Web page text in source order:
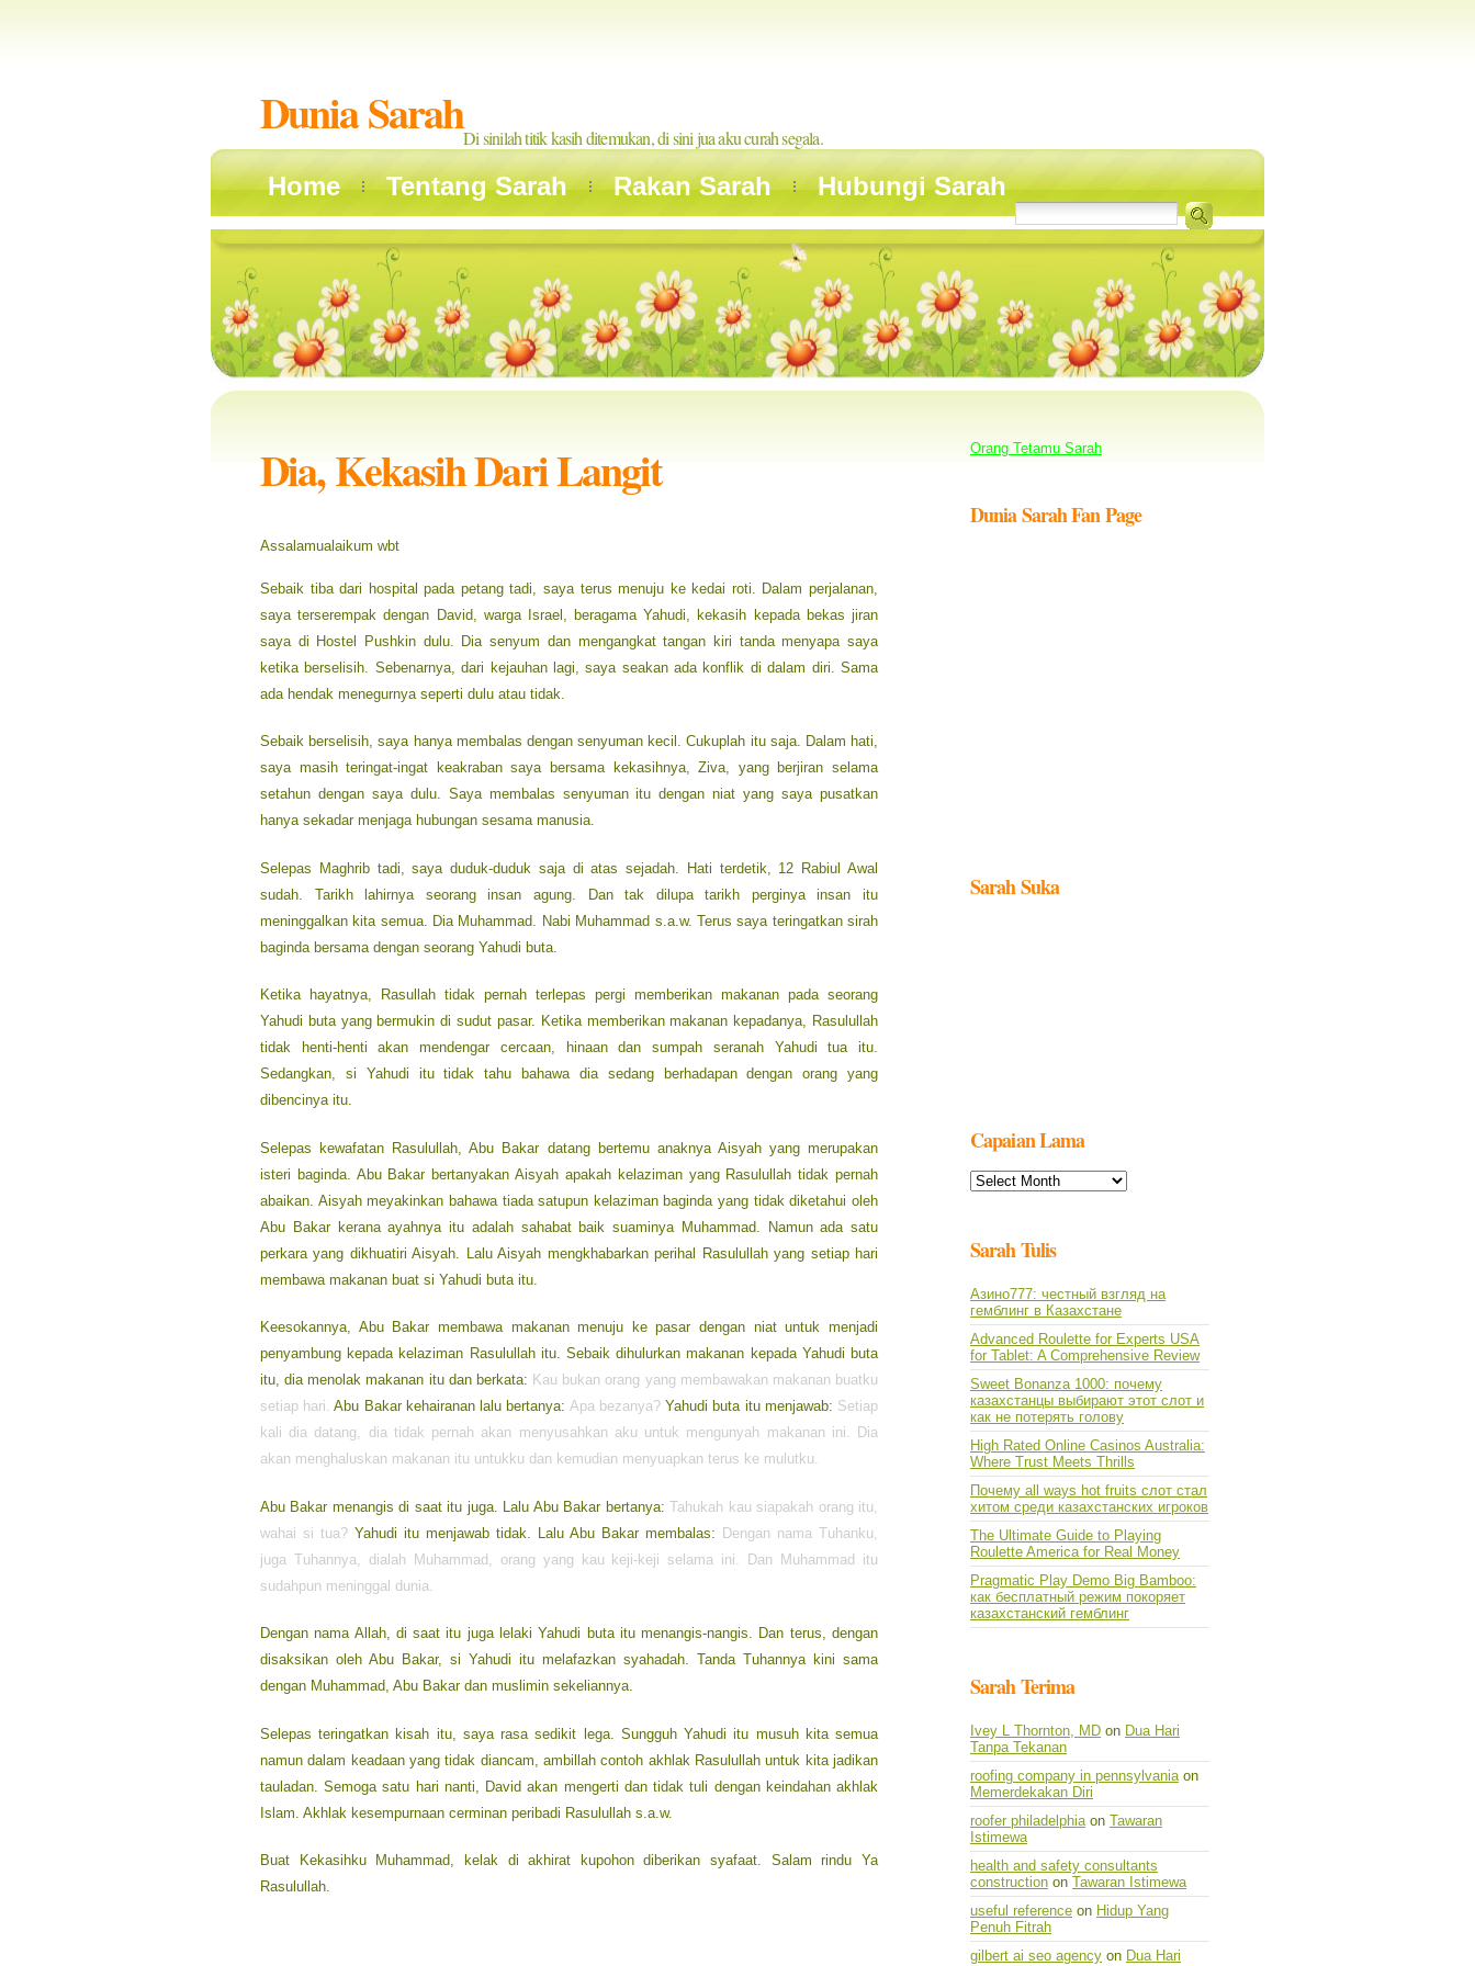
Dunia SarahDi sinilah titik kasih ditemukan, di sini jua aku curah segala.
Home Tentang Sarah Rakan Sarah Hubungi Sarah
Dia, Kekasih Dari Langit
Assalamualaikum wbt
Sebaik tiba dari hospital pada petang tadi, saya terus menuju ke kedai roti. Dalam perjalanan,
saya terserempak dengan David, warga Israel, beragama Yahudi, kekasih kepada bekas jiran
saya di Hostel Pushkin dulu. Dia senyum dan mengangkat tangan kiri tanda menyapa saya
ketika berselisih. Sebenarnya, dari kejauhan lagi, saya seakan ada konflik di dalam diri. Sama
ada hendak menegurnya seperti dulu atau tidak.
Sebaik berselisih, saya hanya membalas dengan senyuman kecil. Cukuplah itu saja. Dalam hati,
saya masih teringat-ingat keakraban saya bersama kekasihnya, Ziva, yang berjiran selama
setahun dengan saya dulu. Saya membalas senyuman itu dengan niat yang saya pusatkan
hanya sekadar menjaga hubungan sesama manusia.
Selepas Maghrib tadi, saya duduk-duduk saja di atas sejadah. Hati terdetik, 12 Rabiul Awal
sudah. Tarikh lahirnya seorang insan agung. Dan tak dilupa tarikh perginya insan itu
meninggalkan kita semua. Dia Muhammad. Nabi Muhammad s.a.w. Terus saya teringatkan sirah
baginda bersama dengan seorang Yahudi buta.
Ketika hayatnya, Rasullah tidak pernah terlepas pergi memberikan makanan pada seorang
Yahudi buta yang bermukin di sudut pasar. Ketika memberikan makanan kepadanya, Rasulullah
tidak henti-henti akan mendengar cercaan, hinaan dan sumpah seranah Yahudi tua itu.
Sedangkan, si Yahudi itu tidak tahu bahawa dia sedang berhadapan dengan orang yang
dibencinya itu.
Selepas kewafatan Rasulullah, Abu Bakar datang bertemu anaknya Aisyah yang merupakan
isteri baginda. Abu Bakar bertanyakan Aisyah apakah kelaziman yang Rasulullah tidak pernah
abaikan. Aisyah meyakinkan bahawa tiada satupun kelaziman baginda yang tidak diketahui oleh
Abu Bakar kerana ayahnya itu adalah sahabat baik suaminya Muhammad. Namun ada satu
perkara yang dikhuatiri Aisyah. Lalu Aisyah mengkhabarkan perihal Rasulullah yang setiap hari
membawa makanan buat si Yahudi buta itu.
Keesokannya, Abu Bakar membawa makanan menuju ke pasar dengan niat untuk menjadi
penyambung kepada kelaziman Rasulullah itu. Sebaik dihulurkan makanan kepada Yahudi buta
itu, dia menolak makanan itu dan berkata: Kau bukan orang yang membawakan makanan buatku
setiap hari. Abu Bakar kehairanan lalu bertanya: Apa bezanya?Yahudi buta itu menjawab: Setiap
kali dia datang, dia tidak pernah akan menyusahkan aku untuk mengunyah makanan ini. Dia
akan menghaluskan makanan itu untukku dan kemudian menyuapkan terus ke mulutku.
Abu Bakar menangis di saat itu juga. Lalu Abu Bakar bertanya:Tahukah kau siapakah orang itu,
wahai si tua? Yahudi itu menjawab tidak. Lalu Abu Bakar membalas: Dengan nama Tuhanku,
juga Tuhannya, dialah Muhammad, orang yang kau keji-keji selama ini. Dan Muhammad itu
sudahpun meninggal dunia.
Dengan nama Allah, di saat itu juga lelaki Yahudi buta itu menangis-nangis. Dan terus, dengan
disaksikan oleh Abu Bakar, si Yahudi itu melafazkan syahadah. Tanda Tuhannya kini sama
dengan Muhammad, Abu Bakar dan muslimin sekeliannya.
Selepas teringatkan kisah itu, saya rasa sedikit lega. Sungguh Yahudi itu musuh kita semua
namun dalam keadaan yang tidak diancam, ambillah contoh akhlak Rasulullah untuk kita jadikan
tauladan. Semoga satu hari nanti, David akan mengerti dan tidak tuli dengan keindahan akhlak
Islam. Akhlak kesempurnaan cerminan peribadi Rasulullah s.a.w.
Buat Kekasihku Muhammad, kelak di akhirat kupohon diberikan syafaat. Salam rindu Ya
Rasulullah.
Orang Tetamu Sarah
Dunia Sarah Fan Page
Sarah Suka
Capaian Lama
Capaian
Lama
Sarah Tulis
Азино777: честный взгляд на
гемблинг в Казахстане
Advanced Roulette for Experts USA
for Tablet: A Comprehensive Review
Sweet Bonanza 1000: почему
казахстанцы выбирают этот слот и
как не потерять голову
High Rated Online Casinos Australia:
Where Trust Meets Thrills
Почему all ways hot fruits слот стал
хитом среди казахстанских игроков
The Ultimate Guide to Playing
Roulette America for Real Money
Pragmatic Play Demo Big Bamboo:
как бесплатный режим покоряет
казахстанский гемблинг
Sarah Terima
Ivey L Thornton, MD on Dua Hari
Tanpa Tekanan
roofing company in pennsylvaniaon
Memerdekakan Diri
roofer philadelphiaon Tawaran
Istimewa
health and safety consultants
construction on Tawaran Istimewa
useful reference on Hidup Yang
Penuh Fitrah
gilbert ai seo agency on Dua Hari